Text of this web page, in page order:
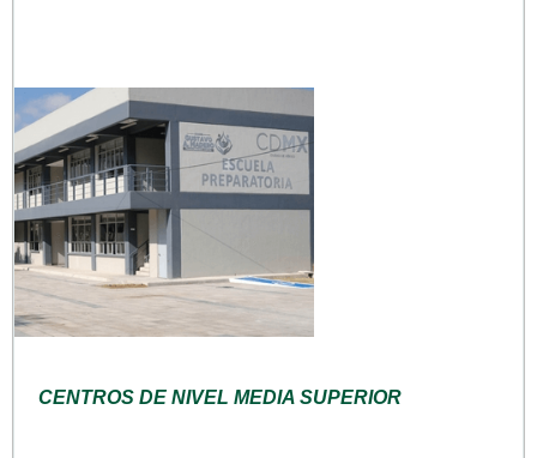
CENTROS DE NIVEL MEDIA SUPERIOR